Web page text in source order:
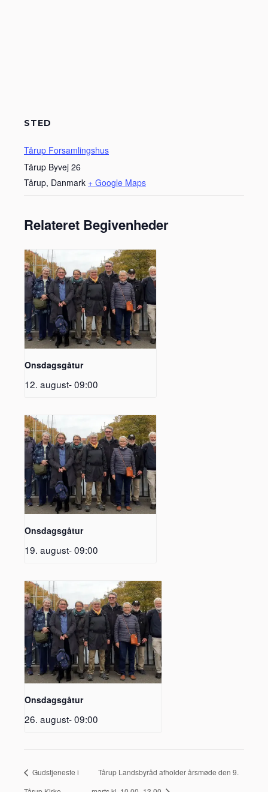
STED
Tårup Forsamlingshus
Tårup Byvej 26
Tårup, Danmark + Google Maps
Relateret Begivenheder
Onsdagsgåtur
12. august- 09:00
Onsdagsgåtur
19. august- 09:00
Onsdagsgåtur
26. august- 09:00
Gudstjeneste i
Tårup Landsbyråd afholder årsmøde den 9.